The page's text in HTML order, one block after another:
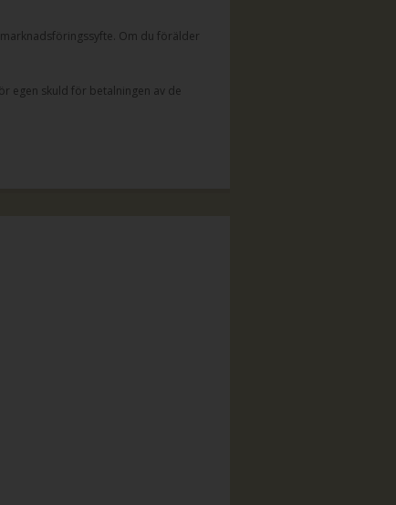
Om du förälder
egen skuld för betalningen av de